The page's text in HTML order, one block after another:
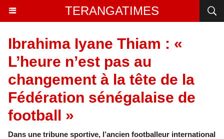
TERANGATIMES
Ibrahima Iyane Thiam : «
L’heure n’est pas au
changement à la tête de la
Fédération sénégalaise de
football »
Dans une tribune sportive, l’ancien footballeur international